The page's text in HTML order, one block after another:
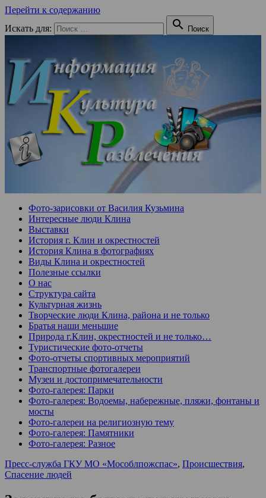
Перейти к содержанию
Искать для:
 Поиск
Фото-зарисовки от Василия Кузьмина
Интересные люди Клина
Выставки
История г. Клин и окрестностей
История Клина в фотографиях
Виды Клина и окрестностей
Полезные ссылки
О нас
Структура сайта
Культурная жизнь
Творческие люди Клина, района и не только
Братья наши меньшие
Природа г.Клин, окрестностей и не только…
Туристические фото-отчеты
Фото-отчеты спортивных мероприятий
Транспортные фотогалереи
Музеи и достопримечательности
Фото-галерея: Парки
Фото-галерея: Водоемы, набережные, пляжи, фонтаны и
мосты
Фото-галереи на религиозную тему
Фото-галерея: Памятники
Фото-галерея: Разное
Пресс-служба ГКУ МО «Мособлпожспас», Происшествия,
Спасение людей